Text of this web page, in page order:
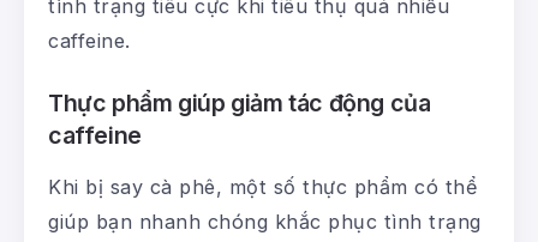
tình trạng tiêu cực khi tiêu thụ quá nhiều
caffeine.
Thực phẩm giúp giảm tác động của
caffeine
Khi bị say cà phê, một số thực phẩm có thể
giúp bạn nhanh chóng khắc phục tình trạng